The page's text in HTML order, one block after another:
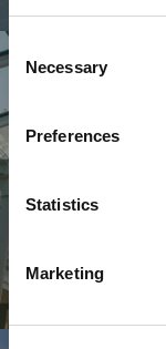
Consent
Selection
Necessary
Preferences
Statistics
Marketing